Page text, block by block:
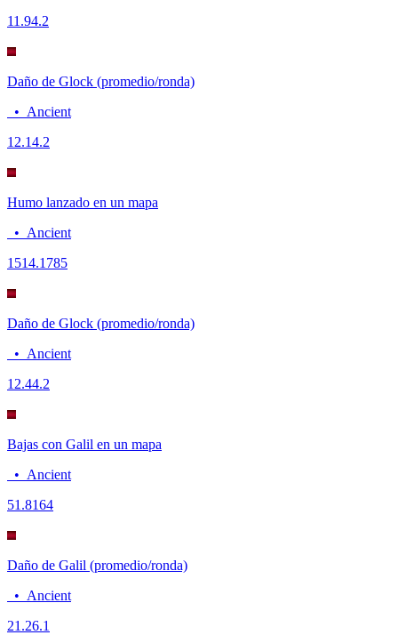
11.94.2
Daño de Glock (promedio/ronda)
• Ancient
12.14.2
Humo lanzado en un mapa
• Ancient
1514.1785
Daño de Glock (promedio/ronda)
• Ancient
12.44.2
Bajas con Galil en un mapa
• Ancient
51.8164
Daño de Galil (promedio/ronda)
• Ancient
21.26.1